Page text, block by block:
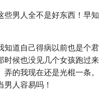
些男人全不是好东西！早知
知道自己得病以前也是个君
时候也没见几个女孩跑过来
的我现在还是光棍一条。
人容易吗！